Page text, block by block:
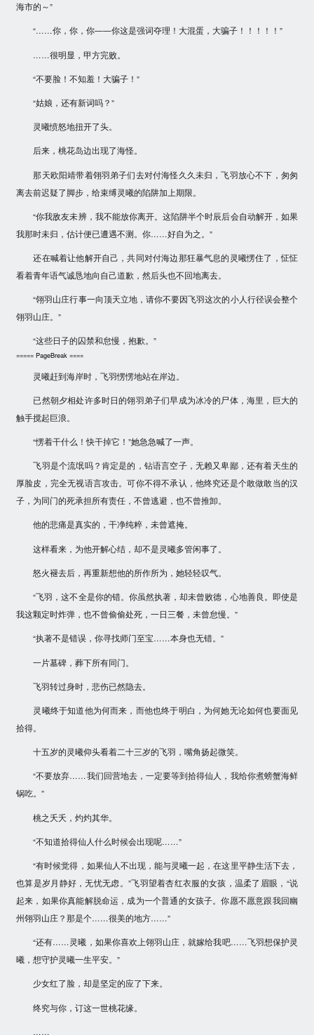
海市的～”
“……你，你，你——你这是强词夺理！大混蛋，大骗子！！！！！”
……很明显，甲方完败。
“不要脸！不知羞！大骗子！”
“姑娘，还有新词吗？”
灵曦愤怒地扭开了头。
后来，桃花岛边出现了海怪。
那天欧阳靖带着翎羽弟子们去对付海怪久久未归，飞羽放心不下，匆匆
离去前迟疑了脚步，给束缚灵曦的陷阱加上期限。
“你我敌友未辨，我不能放你离开。这陷阱半个时辰后会自动解开，如果
我那时未归，估计便已遭遇不测。你……好自为之。”
还在喊着让他解开自己，共同对付海边那狂暴气息的灵曦愣住了，怔怔
看着青年语气诚恳地向自己道歉，然后头也不回地离去。
“翎羽山庄行事一向顶天立地，请你不要因飞羽这次的小人行径误会整个
翎羽山庄。”
“这些日子的囚禁和怠慢，抱歉。”
===== PageBreak ====
灵曦赶到海岸时，飞羽愣愣地站在岸边。
已然朝夕相处许多时日的翎羽弟子们早成为冰冷的尸体，海里，巨大的
触手搅起巨浪。
“愣着干什么！快干掉它！”她急急喊了一声。
飞羽是个流氓吗？肯定是的，钻语言空子，无赖又卑鄙，还有着天生的
厚脸皮，完全无视语言攻击。可你不得不承认，他终究还是个敢做敢当的汉
子，为同门的死承担所有责任，不曾逃避，也不曾推卸。
他的悲痛是真实的，干净纯粹，未曾遮掩。
这样看来，为他开解心结，却不是灵曦多管闲事了。
怒火褪去后，再重新想他的所作所为，她轻轻叹气。
“飞羽，这不全是你的错。你虽然执著，却未曾败德，心地善良。即使是
我这颗定时炸弹，也不曾偷偷处死，一日三餐，未曾怠慢。”
“执著不是错误，你寻找师门至宝……本身也无错。”
一片墓碑，葬下所有同门。
飞羽转过身时，悲伤已然隐去。
灵曦终于知道他为何而来，而他也终于明白，为何她无论如何也要面见
拾得。
十五岁的灵曦仰头看着二十三岁的飞羽，嘴角扬起微笑。
“不要放弃……我们回营地去，一定要等到拾得仙人，我给你煮螃蟹海鲜
锅吃。”
桃之夭夭，灼灼其华。
“不知道拾得仙人什么时候会出现呢……”
“有时候觉得，如果仙人不出现，能与灵曦一起，在这里平静生活下去，
也算是岁月静好，无忧无虑。”飞羽望着杏红衣服的女孩，温柔了眉眼，“说
起来，如果你真能解脱命运，成为一个普通的女孩子。你愿不愿意跟我回幽
州翎羽山庄？那是个……很美的地方……”
“还有……灵曦，如果你喜欢上翎羽山庄，就嫁给我吧……飞羽想保护灵
曦，想守护灵曦一生平安。”
少女红了脸，却是坚定的应了下来。
终究与你，订这一世桃花缘。
……